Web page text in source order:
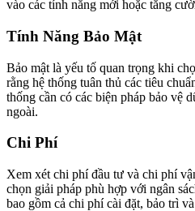
vào các tính năng mới hoặc tăng
Tính Năng Bảo Mật
Bảo mật là yếu tố quan trọng khi
rằng hệ thống tuân thủ các tiêu
thống cần có các biện pháp bảo vệ
ngoài.
Chi Phí
Xem xét chi phí đầu tư và chi phí
chọn giải pháp phù hợp với ngân
bao gồm cả chi phí cài đặt, bảo trì